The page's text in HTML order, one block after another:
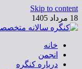
Skip to content
18 مرداد 1405
کنگره سالانه
خانه
انجمن
درباره کنگره